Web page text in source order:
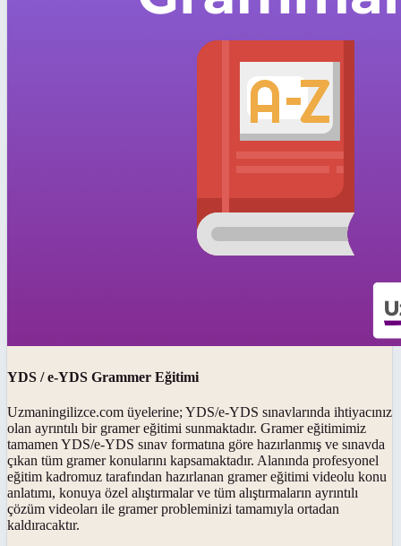
YDS / e-YDS Grammer Eğitimi
Uzmaningilizce.com üyelerine; YDS/e-YDS sınavlarında ihtiyacınız
olan ayrıntılı bir gramer eğitimi sunmaktadır. Gramer eğitimimiz
tamamen YDS/e-YDS sınav formatına göre hazırlanmış ve sınavda
çıkan tüm gramer konularını kapsamaktadır. Alanında profesyonel
eğitim kadromuz tarafından hazırlanan gramer eğitimi videolu konu
anlatımı, konuya özel alıştırmalar ve tüm alıştırmaların ayrıntılı
çözüm videoları ile gramer probleminizi tamamıyla ortadan
kaldıracaktır.